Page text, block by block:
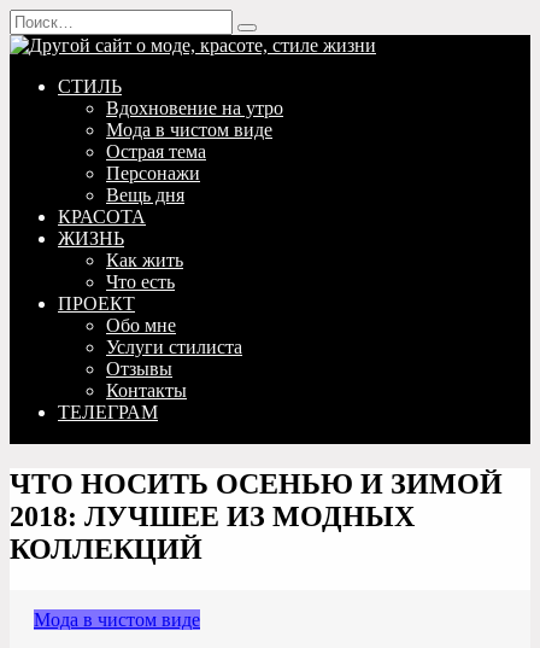
Перейти
к
содержанию
Search
for:
СТИЛЬ
Вдохновение на утро
Мода в чистом виде
Острая тема
Персонажи
Вещь дня
КРАСОТА
ЖИЗНЬ
Как жить
Что есть
ПРОЕКТ
Обо мне
Услуги стилиста
Отзывы
Контакты
ТЕЛЕГРАМ
ЧТО НОСИТЬ ОСЕНЬЮ И ЗИМОЙ
2018: ЛУЧШЕЕ ИЗ МОДНЫХ
КОЛЛЕКЦИЙ
Мода в чистом виде